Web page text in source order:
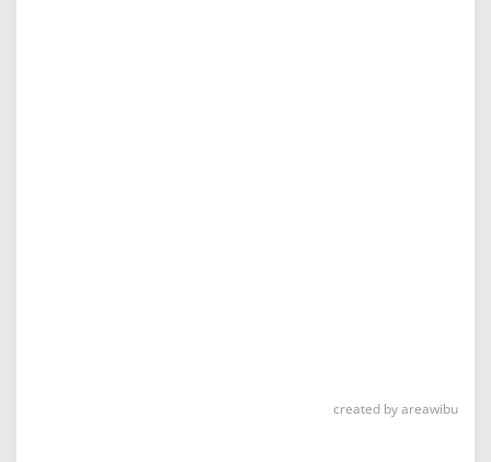
created by areawibu